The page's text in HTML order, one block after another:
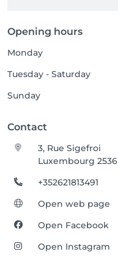
Opening hours
Monday
Tuesday - Saturday
Sunday
Contact
3, Rue Sigefroi
Luxembourg 2536
+352621813491
Open web page
Open Facebook
Open Instagram